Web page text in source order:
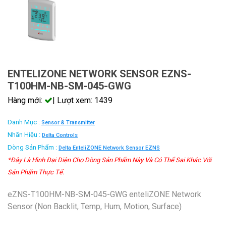
ENTELIZONE NETWORK SENSOR EZNS-
T100HM-NB-SM-045-GWG
Hàng mới: | Lượt xem: 1439
Danh Mục : Sensor & Transmitter
Nhãn Hiệu : Delta Controls
Dòng Sản Phẩm : Delta EnteliZONE Network Sensor EZNS
*Đây Là Hình Đại Diện Cho Dòng Sản Phẩm Này Và Có Thể Sai Khác Với
Sản Phẩm Thực Tế.
eZNS-T100HM-NB-SM-045-GWG enteliZONE Network
Sensor (Non Backlit, Temp, Hum, Motion, Surface)